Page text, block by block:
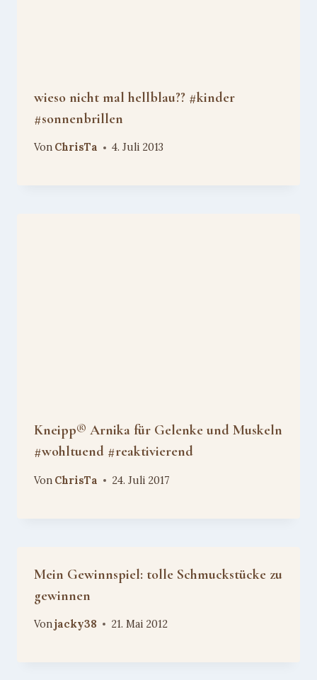
wieso nicht mal hellblau?? #kinder
#sonnenbrillen
Von ChrisTa 4. Juli 2013
Kneipp® Arnika für Gelenke und Muskeln
#wohltuend #reaktivierend
Von ChrisTa 24. Juli 2017
Mein Gewinnspiel: tolle Schmuckstücke zu
gewinnen
Vonjacky38 21. Mai 2012